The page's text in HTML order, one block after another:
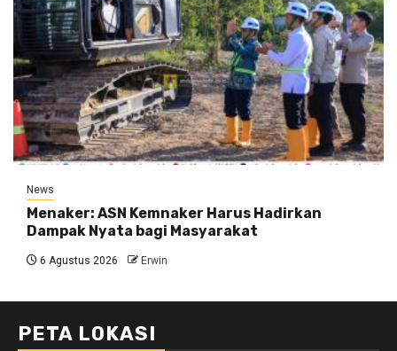
News
Menaker: ASN Kemnaker Harus Hadirkan
Dampak Nyata bagi Masyarakat
6 Agustus 2026 Erwin
PETA LOKASI